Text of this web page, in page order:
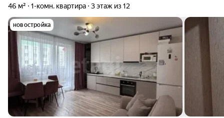
46 м² 1-комн. квартира 3 этаж из 12
новостройка